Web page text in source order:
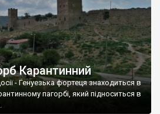
Карантинний
- Генуезька фортеця знаходиться в
пагорбі, який підноситься в